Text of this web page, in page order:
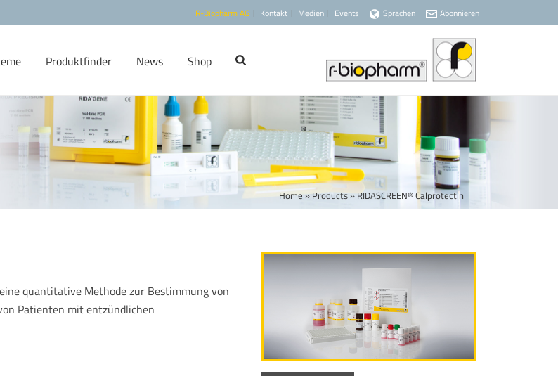
R-Biopharm AG Kontakt Medien Events Sprachen Abonnieren
Produktfinder News Shop
Home»Products» RIDASCREEN® Calprotectin
quantitative Methode zur Bestimmung von
Patienten mit entzündlichen